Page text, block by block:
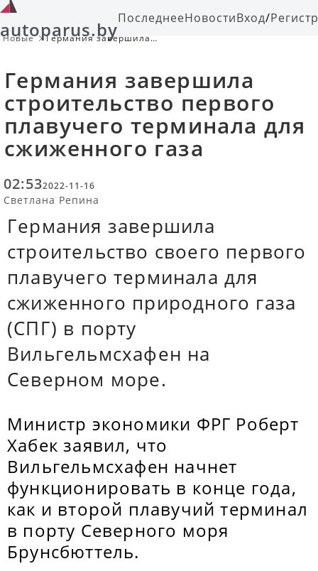
autoparus.byПоследнееНовостиВход/
Новые
Германия завершила
Германия завершила
строительство первого
плавучего терминала для
сжиженного газа
02:532022-11-16
Светлана Репина
Германия завершила
строительство своего первого
плавучего терминала для
сжиженного природного газа
(СПГ) в порту
Вильгельмсхафен на
Северном море.
Министр экономики ФРГ Роберт
Хабек заявил, что
Вильгельмсхафен начнет
функционировать в конце года,
как и второй плавучий терминал
в порту Северного моря
Брунсбюттель.